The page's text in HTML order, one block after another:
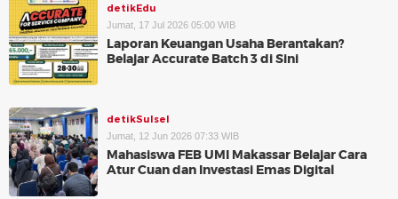
detikEdu
Jumat, 17 Jul 2026 05:00 WIB
Laporan Keuangan Usaha Berantakan?
Belajar Accurate Batch 3 di Sini
detikSulsel
Jumat, 12 Jun 2026 07:33 WIB
Mahasiswa FEB UMI Makassar Belajar Cara
Atur Cuan dan Investasi Emas Digital